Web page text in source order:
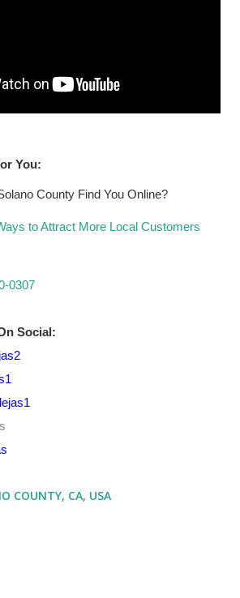
You:
County Find You Online?
to Attract More Local Customers
0307
Social:
COUNTY, CA, USA